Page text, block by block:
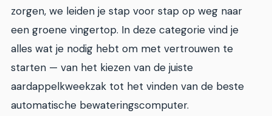
zorgen, we leiden je stap voor stap op weg naar
een groene vingertop. In deze categorie vind je
alles wat je nodig hebt om met vertrouwen te
starten — van het kiezen van de juiste
aardappelkweekzak tot het vinden van de beste
automatische bewateringscomputer.